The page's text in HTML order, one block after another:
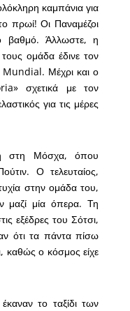
καμπάνια για
πρωί! Οι Παναμέζοι
βαθμό. Άλλωστε, η
ομάδα έδινε τον
Μέχρι και ο
σχετικά με τον
για τις μέρες
στη Μόσχα, όπου
Ο τελευταίος,
στην ομάδα του,
μαζί μία όπερα. Τη
εξέδρες του Σότσι,
ότι τα πάντα πίσω
καθώς ο κόσμος είχε
το ταξίδι των